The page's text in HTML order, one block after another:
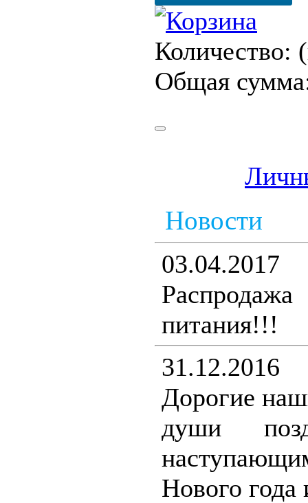
Количество:
Общая
Новости
03.04.2017
питания!!!
31.12.2016
Дорогие
души
Нового года